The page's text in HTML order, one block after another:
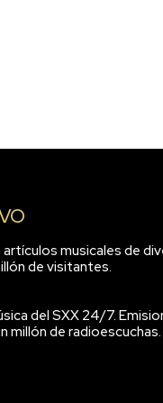
artículos musicales de
de visitantes.
del SXX 24/7.
millón de radioescuchas.